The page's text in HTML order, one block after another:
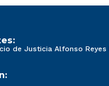
de Justicia Alfonso Reyes